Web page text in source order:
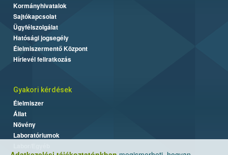
Kormányhivatalok
Sajtókapcsolat
Ügyfélszolgálat
Hatósági jogsegély
Élelmiszermentő Központ
Hírlevél feliratkozás
Gyakori kérdések
Élelmiszer
Állat
Növény
Laboratóriumok